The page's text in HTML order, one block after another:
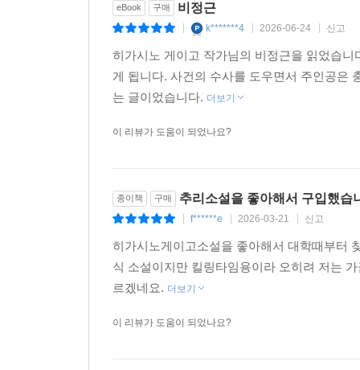
eBook 구매 비정근
k*******4 2026-06-24 신고
히가시노 게이고 작가님의 비정근을 읽었습
게 됩니다. 사건의 수사를 도우면서 주인공은
는 글이었습니다. 더보기
이 리뷰가 도움이 되었나요?
종이책 구매 추리소설을 좋아해서 구입했습
f******e 2026-03-21 신고
히가시노게이고소설을 좋아해서 대학때부터
식 소설이지만 킬링타임용이라 오히려 저는
르겠네요. 더보기
이 리뷰가 도움이 되었나요?